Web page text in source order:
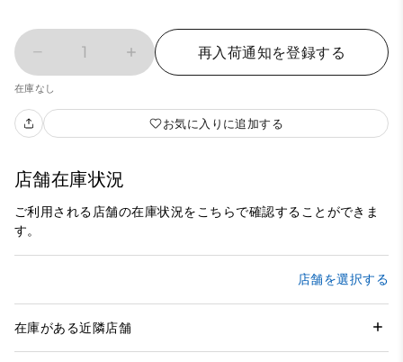
1 再入荷通知を登録する
在庫なし
お気に入りに追加する
店舗在庫状況
ご利用される店舗の在庫状況をこちらで確認することができま
す。
店舗を選択する
在庫がある近隣店舗